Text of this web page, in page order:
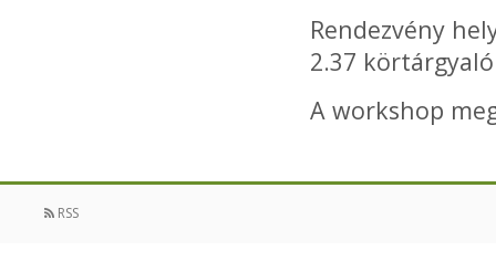
Rendezvény
2.37 körtárgyaló
A workshop
RSS